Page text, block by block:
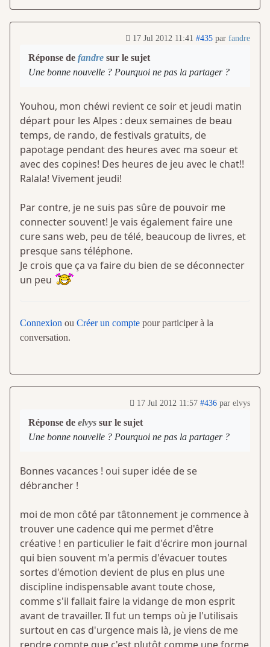
17 Jul 2012 11:41 #435 par fandre
Réponse de fandre sur le sujet
Une bonne nouvelle ? Pourquoi ne pas la partager ?
Youhou, mon chéwi revient ce soir et jeudi matin
départ pour les Alpes : deux semaines de beau
temps, de rando, de festivals gratuits, de
papotage pendant des heures avec ma soeur et
avec des copines! Des heures de jeu avec le chat!!
Ralala! Vivement jeudi!
Par contre, je ne suis pas sûre de pouvoir me
connecter souvent! Je vais également faire une
cure sans web, peu de télé, beaucoup de livres, et
presque sans téléphone.
Je crois que ça va faire du bien de se déconnecter
un peu
Connexion ou Créer un compte pour participer à la
conversation.
17 Jul 2012 11:57 #436 par elvys
Réponse de elvys sur le sujet
Une bonne nouvelle ? Pourquoi ne pas la partager ?
Bonnes vacances ! oui super idée de se
débrancher !
moi de mon côté par tâtonnement je commence à
trouver une cadence qui me permet d'être
créative ! en particulier le fait d'écrire mon journal
qui bien souvent m'a permis d'évacuer toutes
sortes d'émotion devient de plus en plus une
discipline indispensable avant toute chose,
comme s'il fallait faire la vidange de mon esprit
avant de travailler. Il fut un temps où je l'utilisais
surtout en cas d'urgence mais là, je viens de me